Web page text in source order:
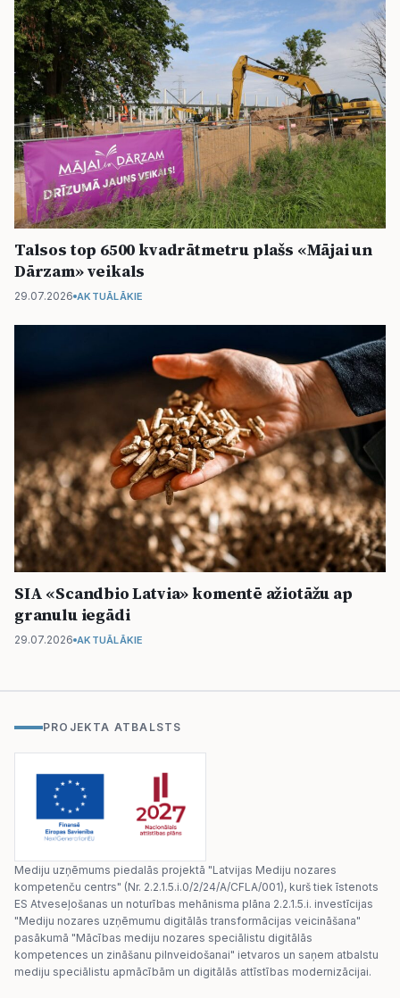
Talsos top 6500 kvadrātmetru plašs «Mājai un
Dārzam» veikals
29.07.2026 AKTUĀLĀKIE
SIA «Scandbio Latvia» komentē ažiotāžu ap
granulu iegādi
29.07.2026 AKTUĀLĀKIE
PROJEKTA ATBALSTS
Mediju uzņēmums piedalās projektā "Latvijas Mediju nozares
kompetenču centrs" (Nr. 2.2.1.5.i.0/2/24/A/CFLA/001), kurš tiek īstenots
ES Atveseļošanas un noturības mehānisma plāna 2.2.1.5.i. investīcijas
"Mediju nozares uzņēmumu digitālās transformācijas veicināšana"
pasākumā "Mācības mediju nozares speciālistu digitālās
kompetences un zināšanu pilnveidošanai" ietvaros un saņem atbalstu
mediju speciālistu apmācībām un digitālās attīstības modernizācijai.